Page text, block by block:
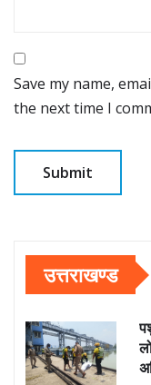
Save my name,
the next time I
उत्तराखण्ड